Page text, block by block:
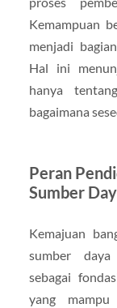
Kemampuan
menjadi
Hal ini
hanya
bagaimana
Peran
Sumber
Kemajuan
sumber daya
sebagai
yang